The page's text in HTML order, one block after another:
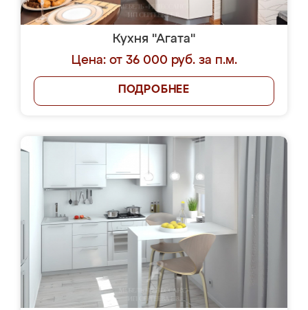
Кухня "Агата"
Цена: от 36 000 руб. за п.м.
ПОДРОБНЕЕ